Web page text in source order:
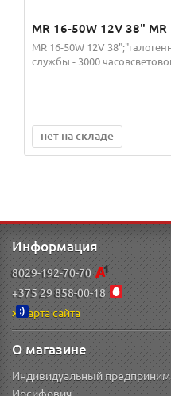
MR 16-50W 12V 38"
MR 16-50W 12V
службы - 3000
нет на складе
Информация
8029-192-70-70
+375 29 858-00-18
Карта сайта
О магазине
Индивидуальный
Иосифович